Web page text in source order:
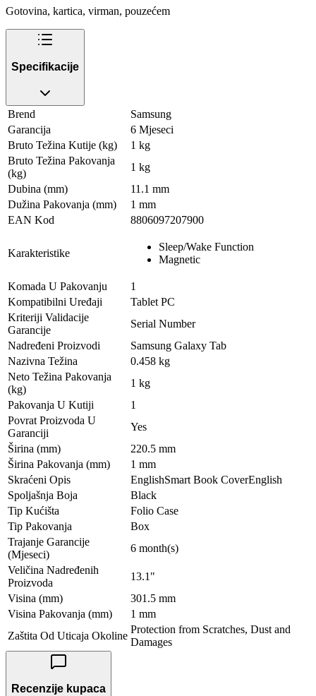
Gotovina, kartica, virman, pouzećem
Specifikacije
Brend
Samsung
Garancija
6 Mjeseci
Bruto Težina Kutije (kg)
1 kg
Bruto Težina Pakovanja
(kg)
1 kg
Dubina (mm)
11.1 mm
Dužina Pakovanja (mm)
1 mm
EAN Kod
8806097207900
Karakteristike
Sleep/Wake Function
Magnetic
Komada U Pakovanju
1
Kompatibilni Uređaji
Tablet PC
Kriteriji Validacije
Garancije
Serial Number
Nadređeni Proizvodi
Samsung Galaxy Tab
Nazivna Težina
0.458 kg
Neto Težina Pakovanja
(kg)
1 kg
Pakovanja U Kutiji
1
Povrat Proizvoda U
Garanciji
Yes
Širina (mm)
220.5 mm
Širina Pakovanja (mm)
1 mm
Skraćeni Opis
EnglishSmart Book CoverEnglish
Spoljašnja Boja
Black
Tip Kućišta
Folio Case
Tip Pakovanja
Box
Trajanje Garancije
(Mjeseci)
6 month(s)
Veličina Nadređenih
Proizvoda
13.1"
Visina (mm)
301.5 mm
Visina Pakovanja (mm)
1 mm
Zaštita Od Uticaja Okoline
Protection from Scratches, Dust and
Damages
Recenzije kupaca